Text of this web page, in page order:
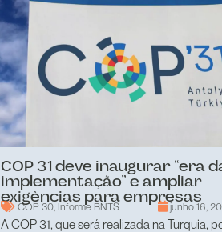
COP 31 deve inaugurar “era
implementação” e ampliar
exigências para empresas
COP 30, Informe BNTS junho 16,
A COP 31, que será realizada na Turquia,